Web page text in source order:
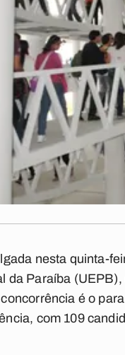
nesta quinta-
da Paraíba
é o
com 109